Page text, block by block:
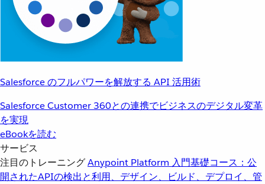
Salesforce のフルパワーを解放する API 活用術
Salesforce Customer 360との連携でビジネスのデジタル変革
を実現
eBookを読む
サービス
注目のトレーニングAnypoint Platform 入門基礎コース：公
開されたAPIの検出と利用、デザイン、ビルド、デプロイ、管